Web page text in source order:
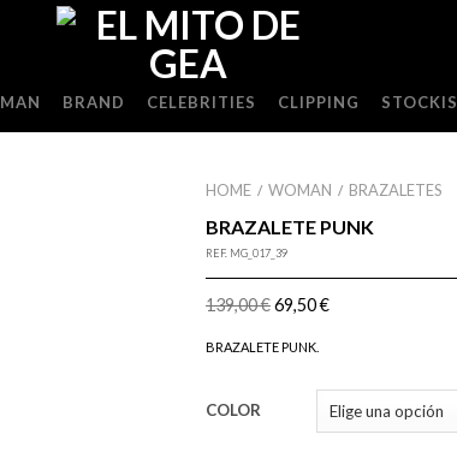
MAN BRAND CELEBRITIES CLIPPING
HOME / WOMAN / BRAZALETES
BRAZALETE PUNK
REF. MG_017_39
139,00€69,50€
BRAZALETE PUNK.
COLOR